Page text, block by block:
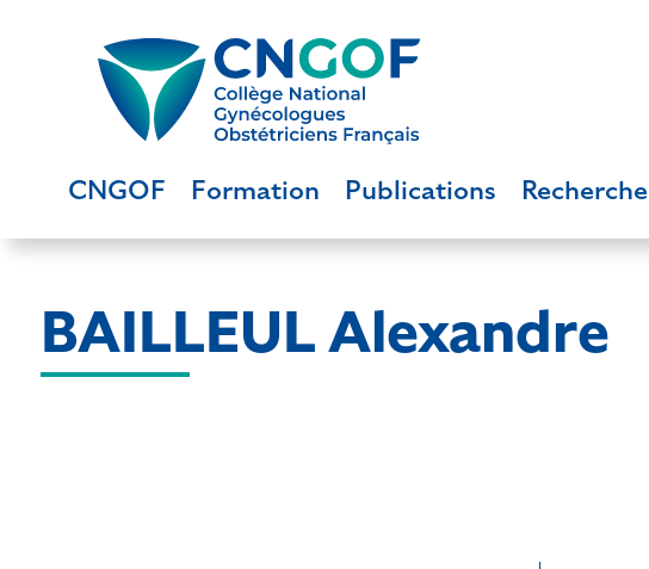
CNGOF Formation Publications Recherche
BAILLEUL Alexandre